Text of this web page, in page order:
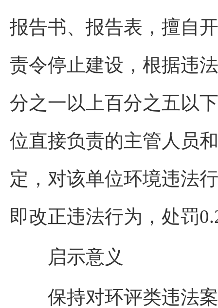
报告书、报告表，擅自
责令停止建设，根据违
分之一以上百分之五以
位直接负责的主管人员
定，对该单位环境违法
即改正违法行为，处罚
启示意义
保持对环评类违法案